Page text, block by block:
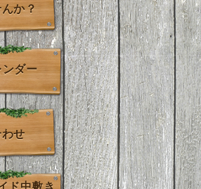
か？
ダー
せ
ド中敷き